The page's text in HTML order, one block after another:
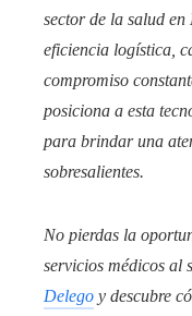
sector de la salud
eficiencia logística,
compromiso
posiciona a esta
para brindar una
sobresalientes.
No pierdas la
servicios médicos al
Delego y descubre